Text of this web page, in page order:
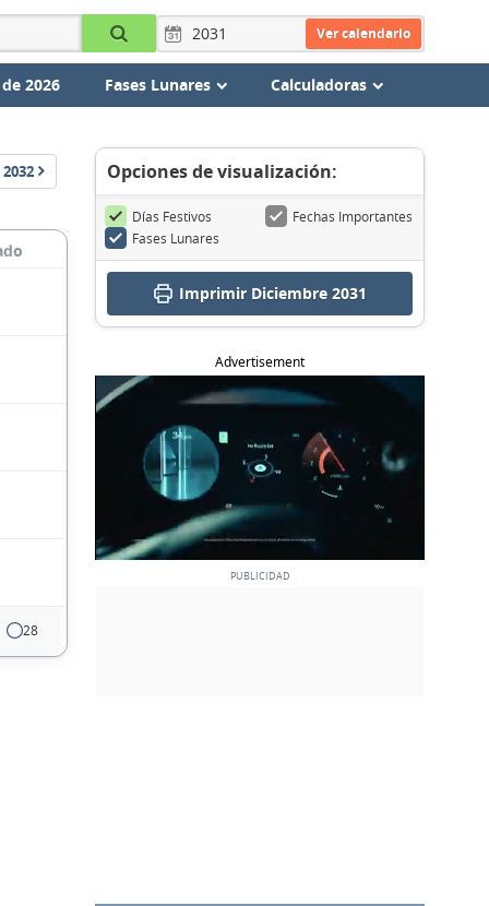
Ver calendario
2026 Fases Lunares Calculadoras
2032
28
Opciones de visualización:
Días Festivos
Fechas Importantes
Fases Lunares
Imprimir Diciembre 2031
Advertisement